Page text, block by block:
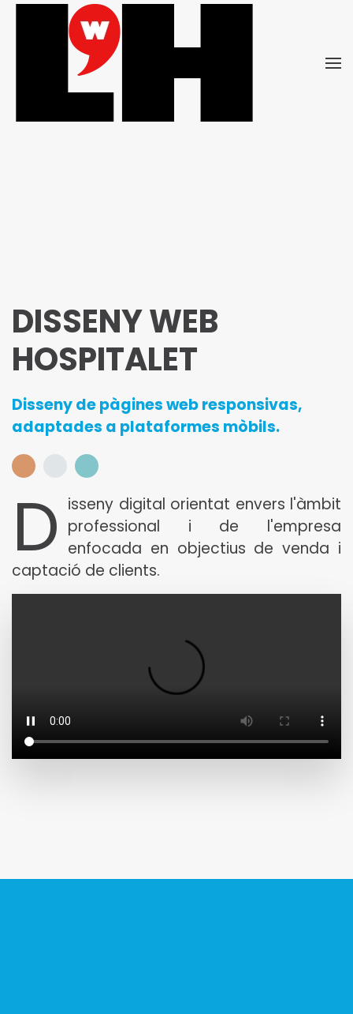
Skip to main content
DISSENY WEB
HOSPITALET
Disseny de pàgines web responsivas,
adaptades a plataformes mòbils.
D isseny digital orientat envers l'àmbit
professional i de l'empresa
enfocada en objectius de venda i
captació de clients.